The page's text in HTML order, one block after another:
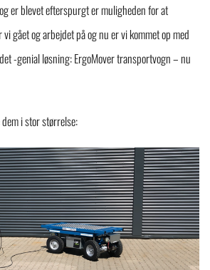
er blevet efterspurgt er muligheden for at
gået og arbejdet på og nu er vi kommet op med
-genial løsning: ErgoMover transportvogn – nu
i stor størrelse: